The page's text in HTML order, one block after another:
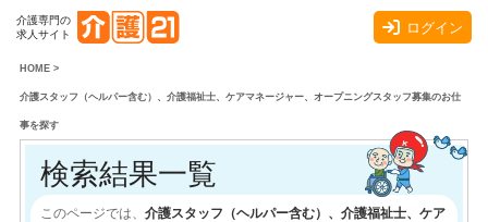
介護専門の
求人サイト
ログイン
HOME>
介護スタッフ（ヘルパー含む）、介護福祉士、ケアマネージャー、オープニングスタッフ募集のお仕
事を探す
検索結果一覧
このページでは、 介護スタッフ（ヘルパー含む）、介護福祉士、ケア